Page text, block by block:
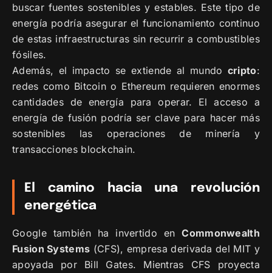
buscar fuentes sostenibles y estables. Este tipo de
energía podría asegurar el funcionamiento continuo
de estas infraestructuras sin recurrir a combustibles
fósiles.
Además, el impacto se extiende al mundo cripto:
redes como Bitcoin o Ethereum requieren enormes
cantidades de energía para operar. El acceso a
energía de fusión podría ser clave para hacer más
sostenibles las operaciones de minería y
transacciones blockchain.
El camino hacia una revolución
energética
Google también ha invertido enCommonwealth
Fusion Systems (CFS), empresa derivada del MIT y
apoyada por Bill Gates. Mientras CFS proyecta